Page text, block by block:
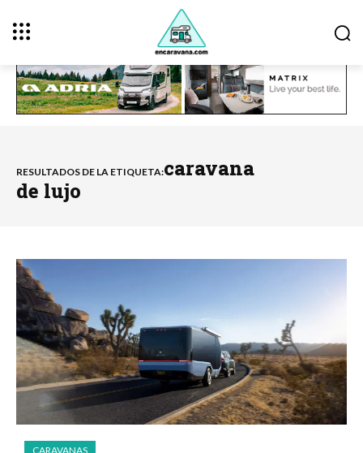
RESULTADOS DE LA ETIQUETA:caravana
de lujo
CARAVANAS